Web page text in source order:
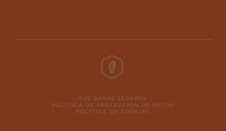
SUS DATOS SEGUROS
POLÍTICA DE PROTECCIÓN DE DATOS
POLÍTICA DE COOKIES